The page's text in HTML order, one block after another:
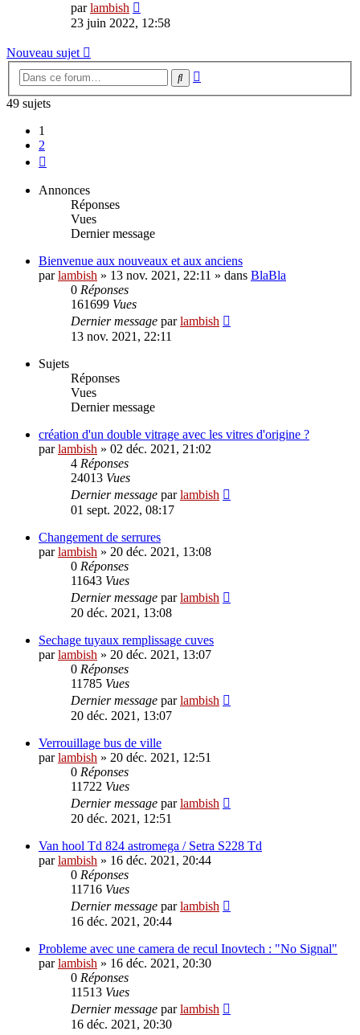
parlambish
le
23 juin 2022, 12:58
Nouveau sujet
Rechercher
49 sujets
1
2
Annonces
Réponses
Vues
Dernier message
Bienvenue aux nouveaux et aux anciens
parlambish » 13 nov. 2021, 22:11 » dans BlaBla
0 Réponses
161699 Vues
Dernier message parlambish
13 nov. 2021, 22:11
Sujets
Réponses
Vues
Dernier message
création d'un double vitrage avec les vitres d'origine ?
parlambish » 02 déc. 2021, 21:02
4 Réponses
24013 Vues
Dernier message parlambish
01 sept. 2022, 08:17
Changement de serrures
parlambish » 20 déc. 2021, 13:08
0 Réponses
11643 Vues
Dernier message parlambish
20 déc. 2021, 13:08
Sechage tuyaux remplissage cuves
parlambish » 20 déc. 2021, 13:07
0 Réponses
11785 Vues
Dernier message parlambish
20 déc. 2021, 13:07
Verrouillage bus de ville
parlambish » 20 déc. 2021, 12:51
0 Réponses
11722 Vues
Dernier message parlambish
20 déc. 2021, 12:51
Van hool Td 824 astromega / Setra S228 Td
parlambish » 16 déc. 2021, 20:44
0 Réponses
11716 Vues
Dernier message parlambish
16 déc. 2021, 20:44
Probleme avec une camera de recul Inovtech : "No Signal"
parlambish » 16 déc. 2021, 20:30
0 Réponses
11513 Vues
Dernier message parlambish
16 déc. 2021, 20:30